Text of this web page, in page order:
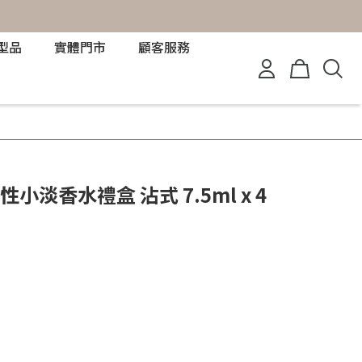
品 實體門市 顧客服務
小淡香水禮盒 沾式 7.5ml x 4